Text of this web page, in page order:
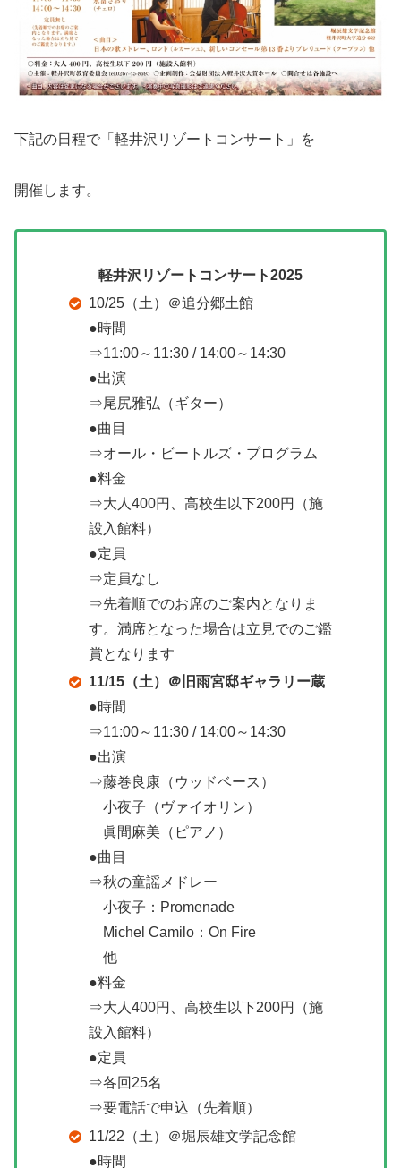
下記の日程で「軽井沢リゾートコンサート」を
開催します。
軽井沢リゾートコンサート2025
10/25（土）＠追分郷土館
●時間
⇒11:00～11:30 / 14:00～14:30
●出演
⇒尾尻雅弘（ギター）
●曲目
⇒オール・ビートルズ・プログラム
●料金
⇒大人400円、高校生以下200円（施
設入館料）
●定員
⇒定員なし
⇒先着順でのお席のご案内となりま
す。満席となった場合は立見でのご鑑
賞となります
11/15（土）＠旧雨宮邸ギャラリー蔵
●時間
⇒11:00～11:30 / 14:00～14:30
●出演
⇒藤巻良康（ウッドベース）
小夜子（ヴァイオリン）
眞間麻美（ピアノ）
●曲目
⇒秋の童謡メドレー
小夜子：Promenade
Michel Camilo：On Fire
他
●料金
⇒大人400円、高校生以下200円（施
設入館料）
●定員
⇒各回25名
⇒要電話で申込（先着順）
11/22（土）＠堀辰雄文学記念館
●時間